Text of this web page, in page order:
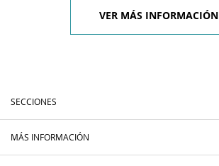
VER MÁS INFORMACIÓN
SECCIONES
MÁS INFORMACIÓN